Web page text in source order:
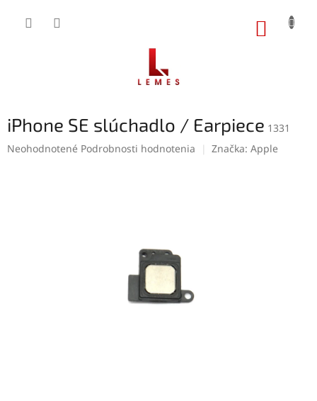
iPhone SE slúchadlo / Earpiece 1331
Priemerné
Neohodnotené Podrobnosti hodnotenia Značka: Apple